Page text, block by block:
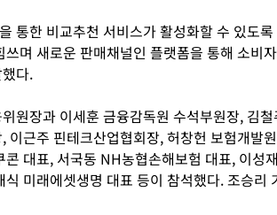
통한 비교추천 서비스가 활성화할 수 있도
며 새로운 판매채널인 플랫폼을 통해 소비
다.
원장과 이세훈 금융감독원 수석부원장, 김
이근주 핀테크산업협회장, 허창헌 보험개발
콘 대표, 서국동 NH농협손해보험 대표, 이성
미래에셋생명 대표 등이 참석했다. 조승리